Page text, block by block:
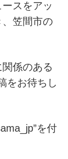
スをアッ
笠間市の
係のある
をお待ちし
を付